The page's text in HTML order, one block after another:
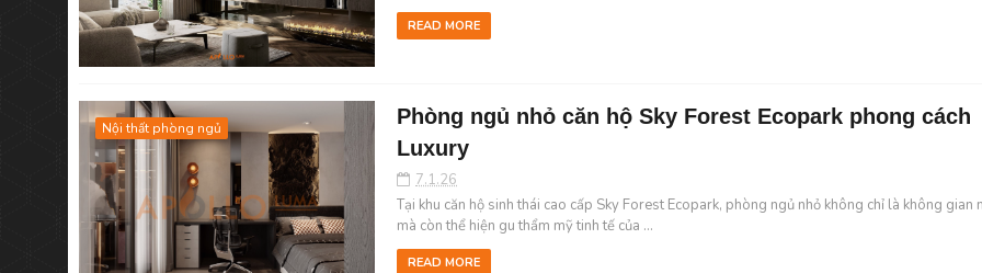
READ MORE
Nội thất phòng ngủ
Phòng ngủ nhỏ căn hộ Sky Forest Ecopark phong cách
Luxury
7.1.26
Tại khu căn hộ sinh thái cao cấp Sky Forest Ecopark, phòng ngủ nhỏ không chỉ là không gian
mà còn thể hiện gu thẩm mỹ tinh tế của ...
READ MORE